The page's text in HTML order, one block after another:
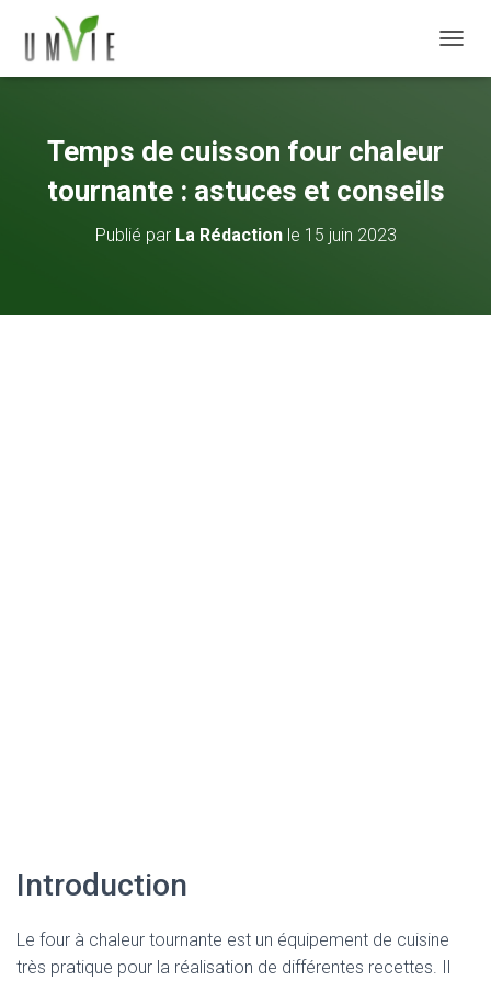
Temps de cuisson four chaleur
tournante : astuces et conseils
Publié par La Rédactionle 15 juin 2023
Introduction
Le four à chaleur tournante est un équipement de cuisine
très pratique pour la réalisation de différentes recettes. Il